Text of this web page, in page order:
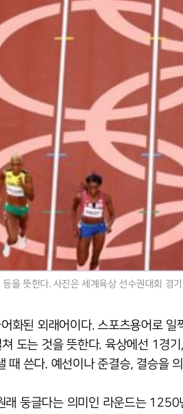
을 뜻한다. 사진은 세계육상 선수권대회 경
화된 외래어이다. 스포츠용어로
도는 것을 뜻한다. 육상에선 1경
때 쓴다. 예선이나 준결승, 결승을
래 둥글다는 의미인 라운드는